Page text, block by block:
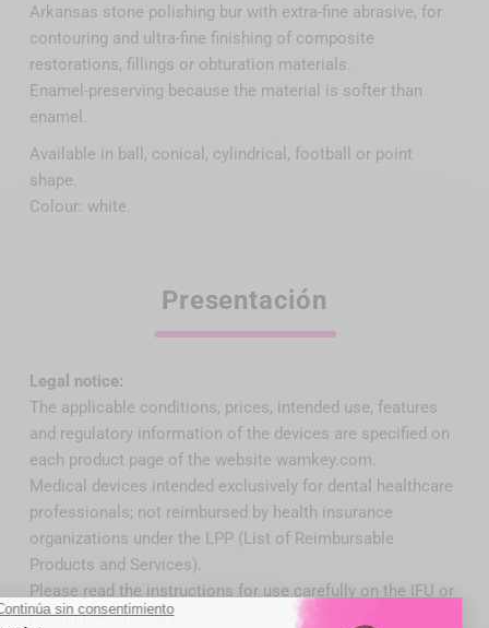
Arkansas stone polishing bur with extra-fine abrasive, for
contouring and ultra-fine finishing of composite
restorations, fillings or obturation materials.
Enamel-preserving because the material is softer than
enamel.
Available in ball, conical, cylindrical, football or point
shape.
Colour: white.
Presentación
Legal notice:
The applicable conditions, prices, intended use, features
and regulatory information of the devices are specified on
each product page of the website wamkey.com.
Medical devices intended exclusively for dental healthcare
professionals; not reimbursed by health insurance
organizations under the LPP (List of Reimbursable
Products and Services).
Please read the instructions for use carefully on the IFU or
labeling before any use.